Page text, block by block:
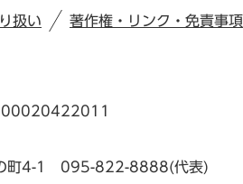
扱い 著作権・リンク・免責事項
町4-1 095-822-8888(代表)